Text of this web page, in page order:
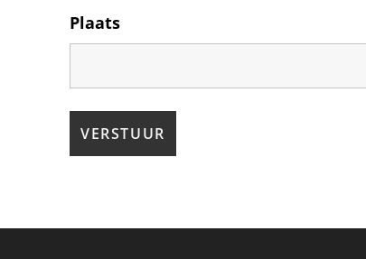
Plaats